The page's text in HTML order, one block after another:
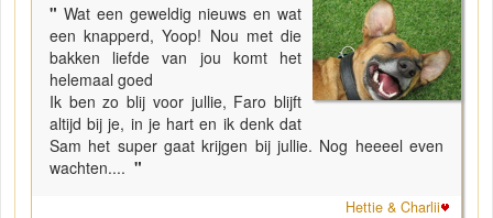
"Wat een geweldig nieuws en wat
een knapperd, Yoop! Nou met die
bakken liefde van jou komt het
helemaal goed
Ik ben zo blij voor jullie, Faro blijft
altijd bij je, in je hart en ik denk dat
Sam het super gaat krijgen bij jullie. Nog heeeel even
wachten.... "
Hettie & Charlii